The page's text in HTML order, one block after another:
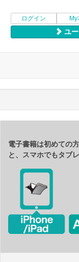
ログイン My
ユ
電子書籍は初めての
と、スマホでもタブ